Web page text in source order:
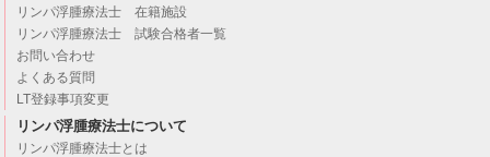
リンパ浮腫療法士 在籍施設
リンパ浮腫療法士 試験合格者一覧
お問い合わせ
よくある質問
LT登録事項変更
リンパ浮腫療法士について
リンパ浮腫療法士とは